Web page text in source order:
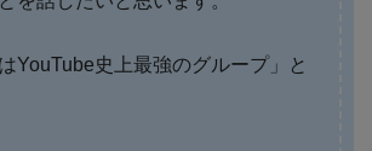
YouTube史上最強のグループ」と